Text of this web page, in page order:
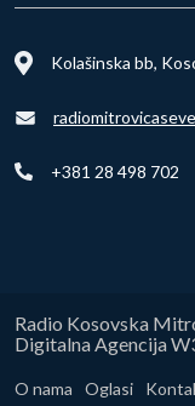
Kolašinska bb,
+381 28 498 702
Radio Kosovska
Digitalna Agencija
O nama Oglasi